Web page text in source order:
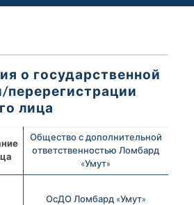
о государственной
перерегистрации
лица
Общество с дополнительной
ответственностью Ломбард
«Умут»
ОсДО Ломбард «Умут»